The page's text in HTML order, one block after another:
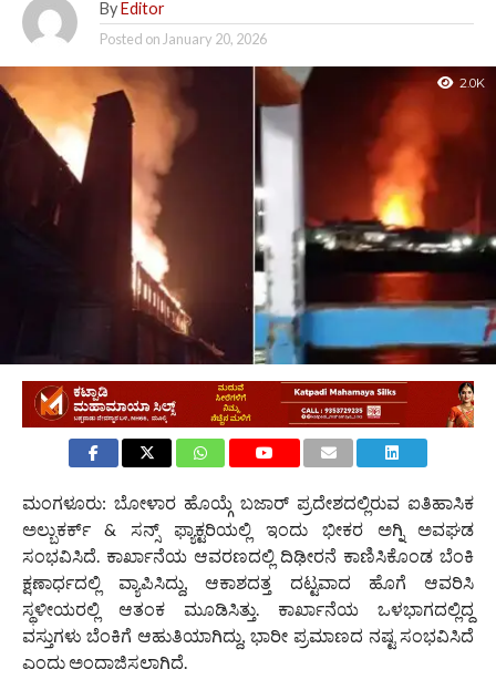
By Editor
Posted onJanuary 20, 2026
2.0K
ಮಂಗಳೂರು: ಬೋಳಾರ ಹೊಯ್ಗೆ ಬಜಾರ್ ಪ್ರದೇಶದಲ್ಲಿರುವ ಐತಿಹಾಸಿಕ
ಅಲ್ಬುಕರ್ಕ್ & ಸನ್ಸ್ ಫ್ಯಾಕ್ಟರಿಯಲ್ಲಿ ಇಂದು ಭೀಕರ ಅಗ್ನಿ ಅವಘಡ
ಸಂಭವಿಸಿದೆ. ಕಾರ್ಖಾನೆಯ ಆವರಣದಲ್ಲಿ ದಿಢೀರನೆ ಕಾಣಿಸಿಕೊಂಡ ಬೆಂಕಿ
ಕ್ಷಣಾರ್ಧದಲ್ಲಿ ವ್ಯಾಪಿಸಿದ್ದು, ಆಕಾಶದತ್ತ ದಟ್ಟವಾದ ಹೊಗೆ ಆವರಿಸಿ
ಸ್ಥಳೀಯರಲ್ಲಿ ಆತಂಕ ಮೂಡಿಸಿತ್ತು. ಕಾರ್ಖಾನೆಯ ಒಳಭಾಗದಲ್ಲಿದ್ದ
ವಸ್ತುಗಳು ಬೆಂಕಿಗೆ ಆಹುತಿಯಾಗಿದ್ದು, ಭಾರೀ ಪ್ರಮಾಣದ ನಷ್ಟ ಸಂಭವಿಸಿದೆ
ಎಂದು ಅಂದಾಜಿಸಲಾಗಿದೆ.